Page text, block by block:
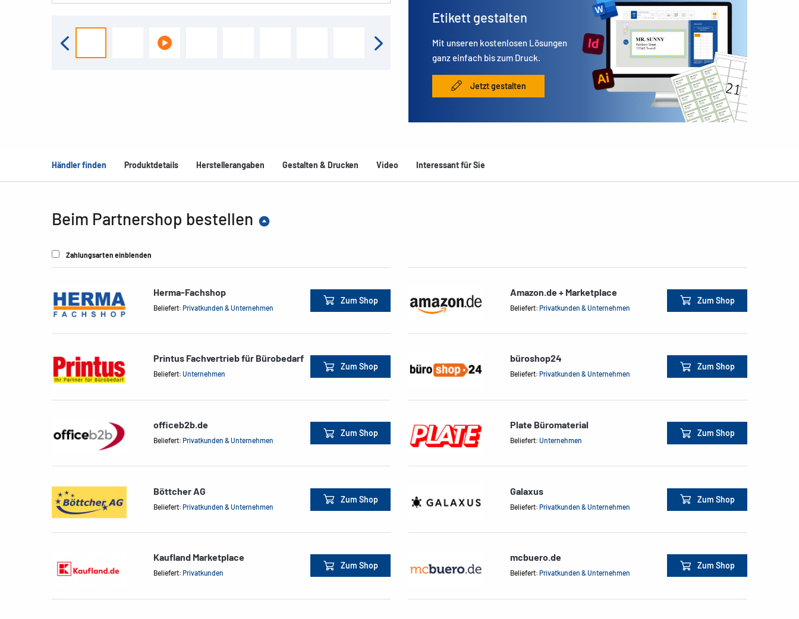
Etikett gestalten
Mit unseren kostenlosen Lösungen
ganz einfach bis zum Druck.
Jetzt gestalten
Händler finden Produktdetails Herstellerangaben Gestalten & Drucken Video Interessant für Sie
Beim Partnershop bestellen
Zahlungsarten einblenden
Herma-Fachshop
Beliefert: Privatkunden & Unternehmen
Zum Shop
Amazon.de + Marketplace
Beliefert: Privatkunden & Unternehmen
Zum Shop
Printus Fachvertrieb für Bürobedarf
Beliefert: Unternehmen
Zum Shop
büroshop24
Beliefert: Privatkunden & Unternehmen
Zum Shop
officeb2b.de
Beliefert: Privatkunden & Unternehmen
Zum Shop
Plate Büromaterial
Beliefert: Unternehmen
Zum Shop
Böttcher AG
Beliefert: Privatkunden & Unternehmen
Zum Shop
Galaxus
Beliefert: Privatkunden & Unternehmen
Zum Shop
Kaufland Marketplace
Beliefert: Privatkunden
Zum Shop
mcbuero.de
Beliefert: Privatkunden & Unternehmen
Zum Shop